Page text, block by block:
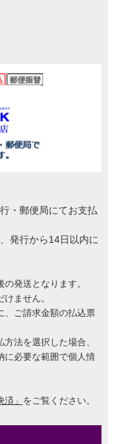
・郵便局にてお支払
発行から14日以内に
発送となります。
ません。
、ご請求金額の払込票
法を選択した場合、
に必要な範囲で個人情
」 をご覧ください。